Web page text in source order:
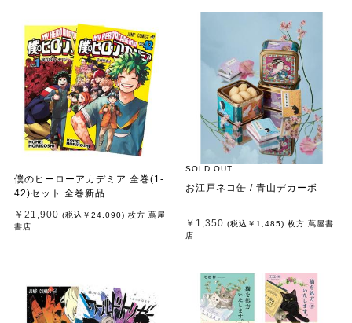
僕のヒーローアカデミア 全巻(1-
42)セット 全巻新品
￥21,900 (税込 ￥24,090) 枚方 蔦屋
書店
SOLD OUT
お江戸ネコ缶 / 青山デカーボ
￥1,350 (税込 ￥1,485) 枚方 蔦屋書
店